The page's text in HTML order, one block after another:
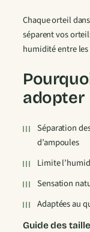
s
e
t
e
s
D
t
s
r
i
Chaque orteil
séparent vos
humidité entre
adopter
Séparation
d’ampoules
Limite
Sensation
Adaptées au
Guide des